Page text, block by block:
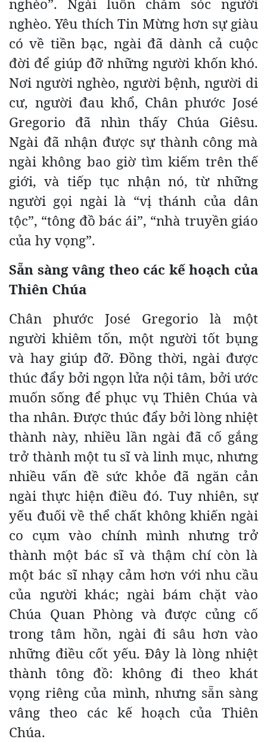
nghèo”. Ngài luôn chăm sóc người
nghèo. Yêu thích Tin Mừng hơn sự giàu
có về tiền bạc, ngài đã dành cả cuộc
đời để giúp đỡ những người khốn khó.
Nơi người nghèo, người bệnh, người di
cư, người đau khổ, Chân phước José
Gregorio đã nhìn thấy Chúa Giêsu.
Ngài đã nhận được sự thành công mà
ngài không bao giờ tìm kiếm trên thế
giới, và tiếp tục nhận nó, từ những
người gọi ngài là “vị thánh của dân
tộc”, “tông đồ bác ái”, “nhà truyền giáo
của hy vọng”.
Sẵn sàng vâng theo các kế hoạch của
Thiên Chúa
Chân phước José Gregorio là một
người khiêm tốn, một người tốt bụng
và hay giúp đỡ. Đồng thời, ngài được
thúc đẩy bởi ngọn lửa nội tâm, bởi ước
muốn sống để phục vụ Thiên Chúa và
tha nhân. Được thúc đẩy bởi lòng nhiệt
thành này, nhiều lần ngài đã cố gắng
trở thành một tu sĩ và linh mục, nhưng
nhiều vấn đề sức khỏe đã ngăn cản
ngài thực hiện điều đó. Tuy nhiên, sự
yếu đuối về thể chất không khiến ngài
co cụm vào chính mình nhưng trở
thành một bác sĩ và thậm chí còn là
một bác sĩ nhạy cảm hơn với nhu cầu
của người khác; ngài bám chặt vào
Chúa Quan Phòng và được củng cố
trong tâm hồn, ngài đi sâu hơn vào
những điều cốt yếu. Đây là lòng nhiệt
thành tông đồ: không đi theo khát
vọng riêng của mình, nhưng sẵn sàng
vâng theo các kế hoạch của Thiên
Chúa.